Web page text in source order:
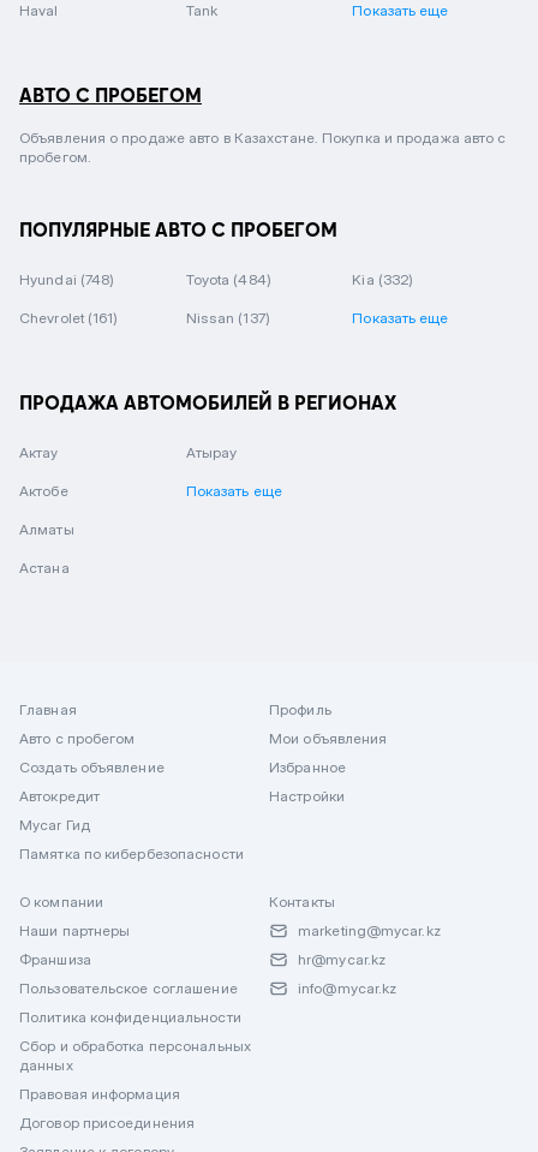
Haval Tank Показать еще
АВТО С ПРОБЕГОМ
Объявления о продаже авто в Казахстане. Покупка и продажа авто с
пробегом.
ПОПУЛЯРНЫЕ АВТО С ПРОБЕГОМ
Hyundai (748) Toyota (484) Kia (332)
Chevrolet (161) Nissan (137) Показать еще
ПРОДАЖА АВТОМОБИЛЕЙ В РЕГИОНАХ
Актау
Актобе
Алматы
Астана
Атырау
Показать еще
Главная
Авто с пробегом
Создать объявление
Автокредит
Mycar Гид
Памятка по кибербезопасности
Профиль
Мои объявления
Избранное
Настройки
О компании
Наши партнеры
Франшиза
Пользовательское соглашение
Политика конфиденциальности
Сбор и обработка персональных
данных
Правовая информация
Договор присоединения
Контакты
marketing@mycar.kz
hr@mycar.kz
info@mycar.kz